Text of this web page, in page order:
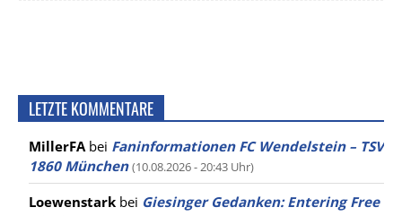
LETZTE KOMMENTARE
MillerFAbei Faninformationen FC Wendelstein – TSV
1860 München (10.08.2026 - 20:43 Uhr)
Loewenstark bei Giesinger Gedanken: Entering Free